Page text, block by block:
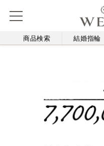
商品検索 結婚指輪